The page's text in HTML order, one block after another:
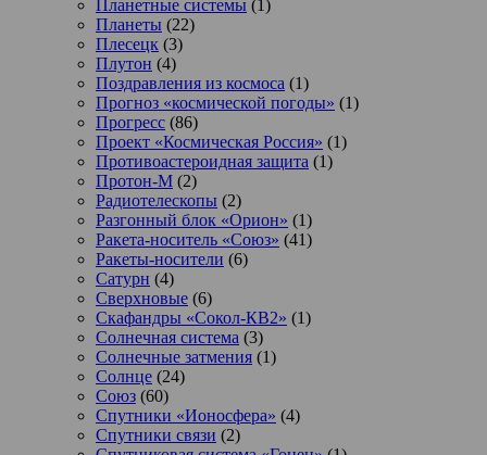
Планетные системы (1)
Планеты (22)
Плесецк (3)
Плутон (4)
Поздравления из космоса (1)
Прогноз «космической погоды» (1)
Прогресс (86)
Проект «Космическая Россия» (1)
Противоастероидная защита (1)
Протон-М (2)
Радиотелескопы (2)
Разгонный блок «Орион» (1)
Ракета-носитель «Союз» (41)
Ракеты-носители (6)
Сатурн (4)
Сверхновые (6)
Скафандры «Сокол-КВ2» (1)
Солнечная система (3)
Солнечные затмения (1)
Солнце (24)
Союз (60)
Спутники «Ионосфера» (4)
Спутники связи (2)